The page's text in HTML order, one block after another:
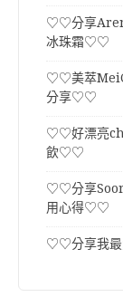
♡♡分享
冰珠霜♡♡
♡♡美萃
分享♡♡
♡♡好漂亮
飲♡♡
♡♡分享
用心得♡♡
♡♡分享我